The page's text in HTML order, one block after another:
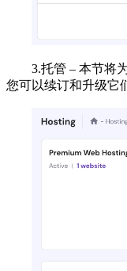
3.托管 – 本节将
您可以续订和升级它